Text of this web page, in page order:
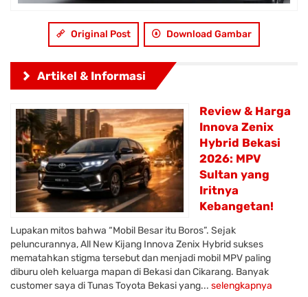
Original Post Download Gambar
Artikel & Informasi
Review & Harga
Innova Zenix
Hybrid Bekasi
2026: MPV
Sultan yang
Iritnya
Kebangetan!
Lupakan mitos bahwa “Mobil Besar itu Boros”. Sejak
peluncurannya, All New Kijang Innova Zenix Hybrid sukses
mematahkan stigma tersebut dan menjadi mobil MPV paling
diburu oleh keluarga mapan di Bekasi dan Cikarang. Banyak
customer saya di Tunas Toyota Bekasi yang... selengkapnya